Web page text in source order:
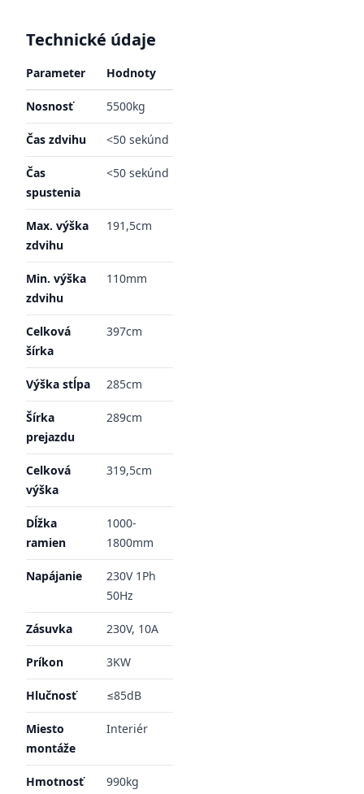
Technické údaje
Parameter Hodnoty
Nosnosť 5500kg
Čas zdvihu <50 sekúnd
Čas
spustenia
<50 sekúnd
Max. výška
zdvihu
191,5cm
Min. výška
zdvihu
110mm
Celková
šírka
397cm
Výška stĺpa 285cm
Šírka
prejazdu
289cm
Celková
výška
319,5cm
Dĺžka
ramien
1000-
1800mm
Napájanie
230V 1Ph
50Hz
Zásuvka 230V, 10A
Príkon 3KW
Hlučnosť ≤85dB
Miesto
montáže
Interiér
Hmotnosť 990kg